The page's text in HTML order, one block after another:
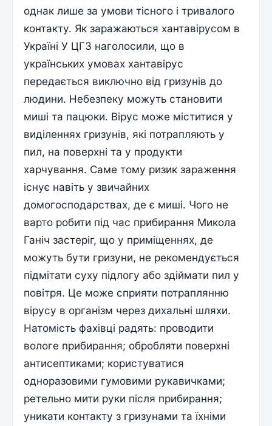
однак лише за умови тісного і тривалого
контакту. Як заражаються хантавірусом в
Україні У ЦГЗ наголосили, що в
українських умовах хантавірус
передається виключно від гризунів до
людини. Небезпеку можуть становити
миші та пацюки. Вірус може міститися у
виділеннях гризунів, які потрапляють у
пил, на поверхні та у продукти
харчування. Саме тому ризик зараження
існує навіть у звичайних
домогосподарствах, де є миші. Чого не
варто робити під час прибирання Микола
Ганіч застеріг, що у приміщеннях, де
можуть бути гризуни, не рекомендується
підмітати суху підлогу або здіймати пил у
повітря. Це може сприяти потраплянню
вірусу в організм через дихальні шляхи.
Натомість фахівці радять: проводити
вологе прибирання; обробляти поверхні
антисептиками; користуватися
одноразовими гумовими рукавичками;
ретельно мити руки після прибирання;
уникати контакту з гризунами та їхніми